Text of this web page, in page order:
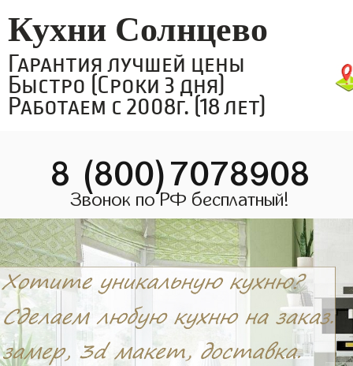
Кухни Солнцево
Гарантия лучшей цены
Быстро (Сроки 3 дня)
Работаем с 2008г. (18 лет)
8 (800)7078908
Звонок по РФ бесплатный!